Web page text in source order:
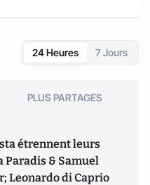
24 Heures 7 Jours
PLUS PARTAGES
étrennent leurs
Paradis & Samuel
Leonardo di Caprio